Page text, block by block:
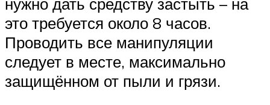
это требуется около 8 часов.
Проводить все манипуляции
следует в месте, максимально
защищённом от пыли и грязи.